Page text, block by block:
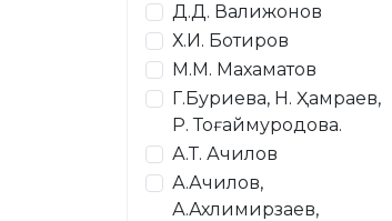
Д.Д. Валижонов
Х.И. Ботиров
М.М. Махаматов
Г.Буриева, Н. Ҳамраев,
Р. Тоғаймуродова.
А.Т. Ачилов
А.Ачилов,
А.Ахлимирзаев,